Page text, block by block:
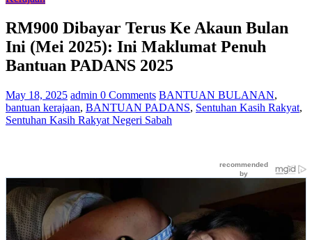
RM900 Dibayar Terus Ke Akaun Bulan
Ini (Mei 2025): Ini Maklumat Penuh
Bantuan PADANS 2025
May 18, 2025 admin 0 Comments BANTUAN BULANAN,
bantuan kerajaan, BANTUAN PADANS, Sentuhan Kasih Rakyat,
Sentuhan Kasih Rakyat Negeri Sabah